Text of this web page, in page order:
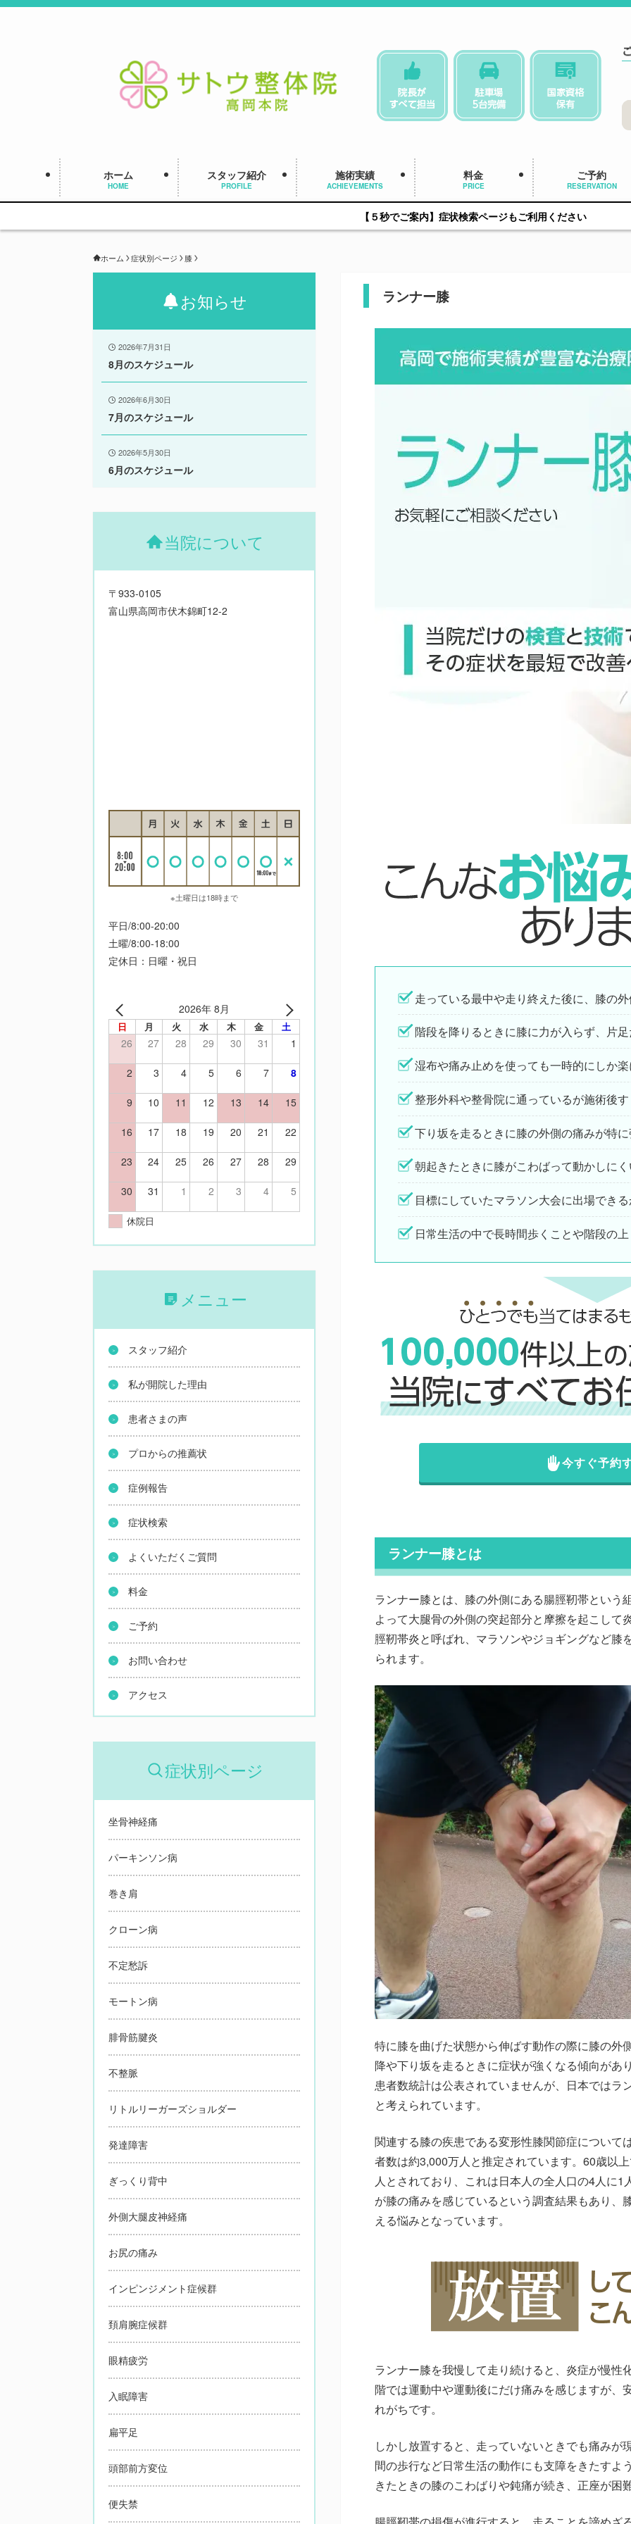
ホーム
HOME
スタッフ紹介
PROFILE
施術実績
ACHIEVEMENTS
料金
PRICE
ご予約
RESERVATION
【５秒でご案内】症状検索ページもご利用ください
ホーム 症状別ページ 膝
ランナー膝
走っている最中や走り終えた後に、膝の
階段を降りるときに膝に力が入らず、片
湿布や痛み止めを使っても一時的にしか
整形外科や整骨院に通っているが施術後
下り坂を走るときに膝の外側の痛みが特
朝起きたときに膝がこわばって動かしに
目標にしていたマラソン大会に出場でき
日常生活の中で長時間歩くことや階段の
今すぐ予約
ランナー膝とは
ランナー膝とは、膝の外側にある腸脛靭帯という
よって大腿骨の外側の突起部分と摩擦を起こして
脛靭帯炎と呼ばれ、マラソンやジョギングなど膝
られます。
特に膝を曲げた状態から伸ばす動作の際に膝の外
降や下り坂を走るときに症状が強くなる傾向があ
患者数統計は公表されていませんが、日本ではラ
と考えられています。
関連する膝の疾患である変形性膝関節症について
者数は約3,000万人と推定されています。60歳以
人とされており、これは日本人の全人口の4人に
が膝の痛みを感じているという調査結果もあり、
える悩みとなっています。
ランナー膝を我慢して走り続けると、炎症が慢性
階では運動中や運動後にだけ痛みを感じますが、
れがちです。
しかし放置すると、走っていないときでも痛みが
間の歩行など日常生活の動作にも支障をきたすよ
きたときの膝のこわばりや鈍痛が続き、正座が困
お知らせ
2026年7月31日
8月のスケジュール
2026年6月30日
7月のスケジュール
2026年5月30日
6月のスケジュール
当院について
〒933-0105
富山県高岡市伏木錦町12-2
※土曜日は18時まで
平日/8:00-20:00
土曜/8:00-18:00
定休日：日曜・祝日
2026年 8月
日 月 火 水 木 金 土
26 27 28 29 30 31 1
2 3 4 5 6 7 8
9 10 11 12 13 14 15
16 17 18 19 20 21 22
23 24 25 26 27 28 29
30 31 1 2 3 4 5
休院日
メニュー
スタッフ紹介
私が開院した理由
患者さまの声
プロからの推薦状
症例報告
症状検索
よくいただくご質問
料金
ご予約
お問い合わせ
アクセス
症状別ページ
坐骨神経痛
パーキンソン病
巻き肩
クローン病
不定愁訴
モートン病
腓骨筋腱炎
不整脈
リトルリーガーズショルダー
発達障害
ぎっくり背中
外側大腿皮神経痛
お尻の痛み
インピンジメント症候群
頚肩腕症候群
眼精疲労
入眠障害
扁平足
頭部前方変位
便失禁